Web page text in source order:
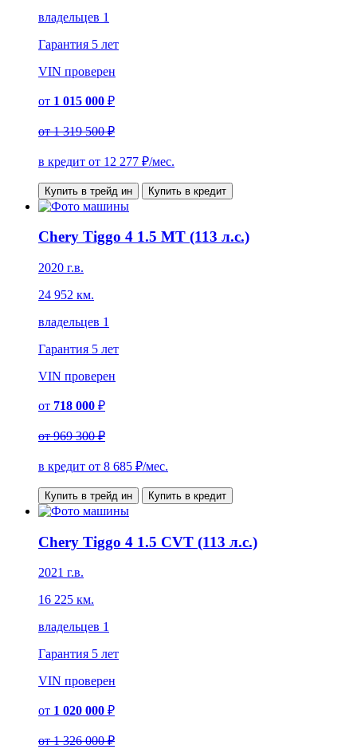
владельцев 1
Гарантия 5 лет
VIN проверен
от 1 015 000 ₽
от1 319 500 ₽
в кредит от 12 277 ₽/мес.
Купить в трейд ин Купить в кредит
Chery Tiggo 4 1.5 MT (113 л.с.)
2020 г.в.
24 952 км.
владельцев 1
Гарантия 5 лет
VIN проверен
от 718 000 ₽
от969 300 ₽
в кредит от 8 685 ₽/мес.
Купить в трейд ин Купить в кредит
Chery Tiggo 4 1.5 CVT (113 л.с.)
2021 г.в.
16 225 км.
владельцев 1
Гарантия 5 лет
VIN проверен
от 1 020 000 ₽
от1 326 000 ₽